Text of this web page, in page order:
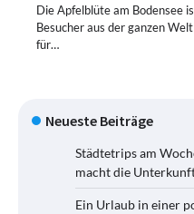
Die Apfelblüte am Bodensee
Besucher aus der ganzen
für…
Neueste Beiträge
Städtetrips am
macht die
Ein Urlaub in einer